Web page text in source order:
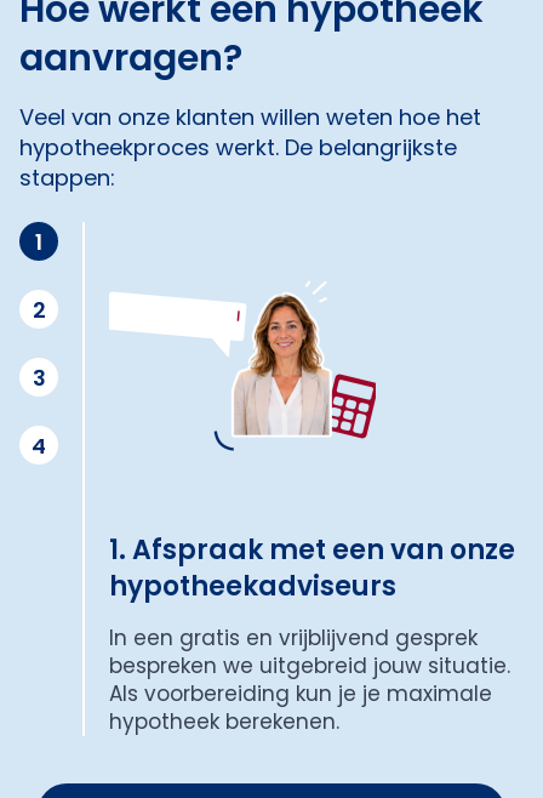
aanvragen?
Veel van onze klanten willen weten hoe het
hypotheekproces werkt. De belangrijkste
stappen:
1
2
3
4
1. Afspraak met een van onze
hypotheekadviseurs
In een gratis en vrijblijvend gesprek
bespreken we uitgebreid jouw situatie.
Als voorbereiding kun je je maximale
hypotheek berekenen.